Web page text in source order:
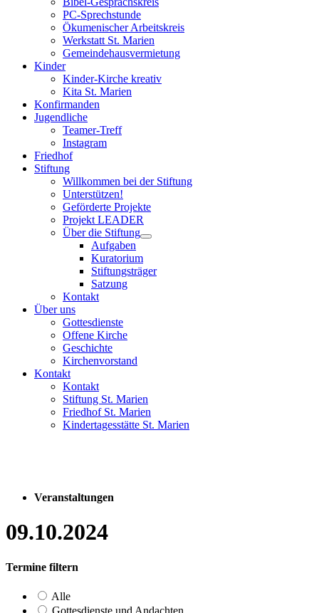
PC-Sprechstunde
Ökumenischer Arbeitskreis
Werkstatt St. Marien
Gemeindehausvermietung
Kinder
Kinder-Kirche kreativ
Kita St. Marien
Konfirmanden
Jugendliche
Teamer-Treff
Instagram
Friedhof
Stiftung
Willkommen bei der Stiftung
Unterstützen!
Geförderte Projekte
Projekt LEADER
Über die Stiftung
Aufgaben
Kuratorium
Stiftungsträger
Satzung
Kontakt
Über uns
Gottesdienste
Offene Kirche
Geschichte
Kirchenvorstand
Kontakt
Kontakt
Stiftung St. Marien
Friedhof St. Marien
Kindertagesstätte St. Marien
Veranstaltungen
09.10.2024
Termine filtern
Alle